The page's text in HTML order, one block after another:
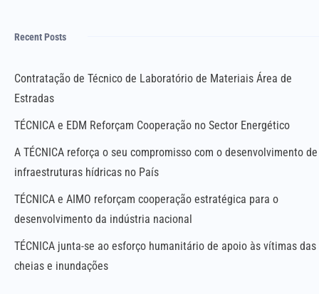
Recent Posts
Contratação de Técnico de Laboratório de Materiais Área de
Estradas
TÉCNICA e EDM Reforçam Cooperação no Sector Energético
A TÉCNICA reforça o seu compromisso com o desenvolvimento de
infraestruturas hídricas no País
TÉCNICA e AIMO reforçam cooperação estratégica para o
desenvolvimento da indústria nacional
TÉCNICA junta-se ao esforço humanitário de apoio às vítimas das
cheias e inundações